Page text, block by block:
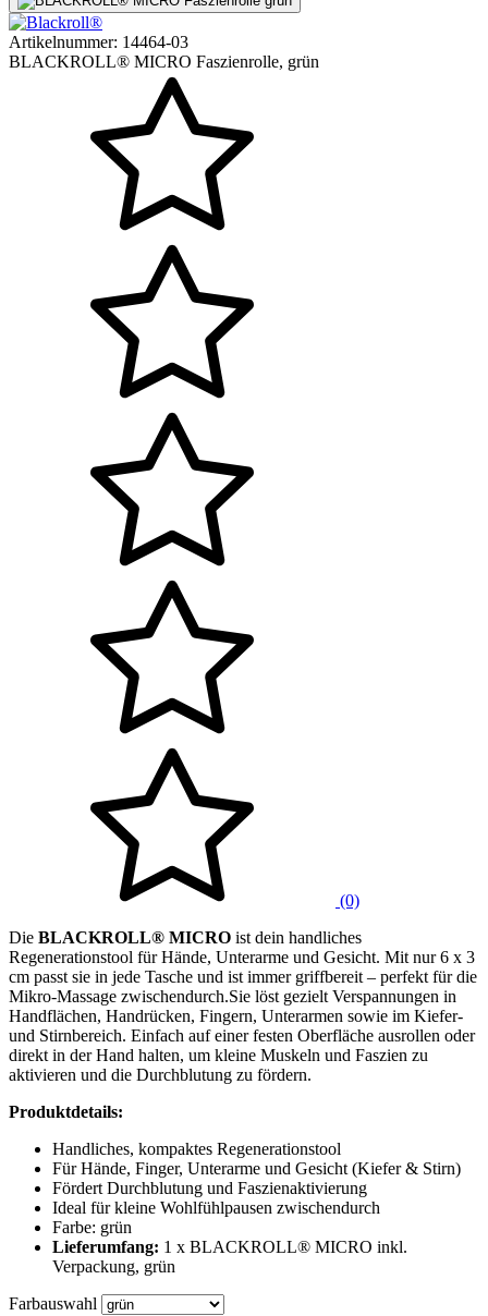
Artikelnummer: 14464-03
BLACKROLL® MICRO Faszienrolle, grün
(0)
Die BLACKROLL® MICRO ist dein handliches
Regenerationstool für Hände, Unterarme und Gesicht. Mit nur 6 x 3
cm passt sie in jede Tasche und ist immer griffbereit – perfekt für die
Mikro-Massage zwischendurch.Sie löst gezielt Verspannungen in
Handflächen, Handrücken, Fingern, Unterarmen sowie im Kiefer-
und Stirnbereich. Einfach auf einer festen Oberfläche ausrollen oder
direkt in der Hand halten, um kleine Muskeln und Faszien zu
aktivieren und die Durchblutung zu fördern.
Produktdetails:
Handliches, kompaktes Regenerationstool
Für Hände, Finger, Unterarme und Gesicht (Kiefer & Stirn)
Fördert Durchblutung und Faszienaktivierung
Ideal für kleine Wohlfühlpausen zwischendurch
Farbe: grün
Lieferumfang: 1 x BLACKROLL® MICRO inkl.
Verpackung, grün
Farbauswahl